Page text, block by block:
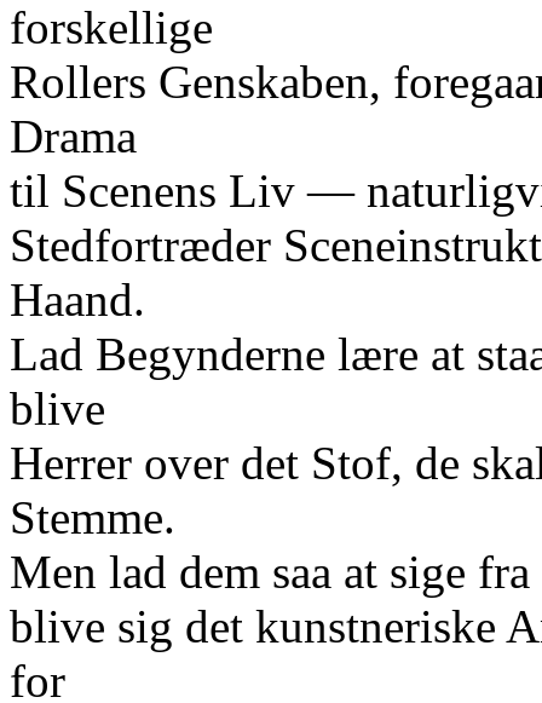
forskellige
Rollers Genskaben,
Drama
til Scenens Liv —
Stedfortræder
Haand.
Lad Begynderne lære at
blive
Herrer over det Stof, de
Stemme.
Men lad dem saa at sige
blive sig det kunstneriske
for